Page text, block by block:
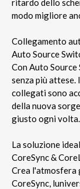
ritardo dello
modo migliore
Collegamento
Auto Source
Con Auto
senza più
collegati sono
della nuova
giusto ogni volta.
La soluzione
CoreSync &
Crea l'atmosfera
CoreSync,